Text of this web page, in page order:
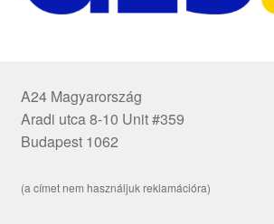
A24 Magyarország
Aradi utca 8-10 Unit #359
Budapest 1062
(a címet nem használjuk reklamációra)